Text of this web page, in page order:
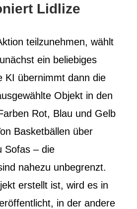
Lidlize
teilzunehmen, wählt
ein beliebiges
KI übernimmt dann die
Objekt in den
Rot, Blau und Gelb
Basketbällen über
Sofas – die
nahezu unbegrenzt.
erstellt ist, wird es in
in der andere